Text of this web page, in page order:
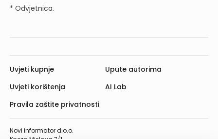
* Odvjetnica.
Novi informator d.o.o.
Uvjeti kupnje
Uvjeti korištenja
Pravila zaštite privatnosti
Upute autorima
AI Lab